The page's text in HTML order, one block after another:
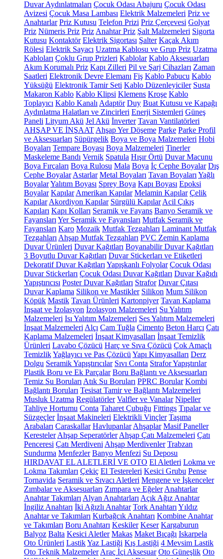
Duvar Aydınlatmaları Çocuk Odası Abajuru Çocuk Odası
Avizesi Çocuk Masa Lambası Elektrik Malzemeleri Priz ve
Anahtarlar Priz Kutusu Telefon Prizi Priz Çerçevesi Golyat
Priz Nümeris Priz Priz Anahtar Priz Şalt Malzemeleri Sigorta
Kutusu Kontaktör Elektrik Sigortası Şalter Kaçak Akım
Rölesi Elektrik Sayacı Uzatma Kablosu ve Grup Priz Uzatma
Kabloları Çoklu Grup Prizleri Kablolar Kablo Aksesuarları
Akım Korumalı Priz Kapı Zilleri Pil ve Şarj Cihazları Zaman
Saatleri Elektronik Devre Elemanı Fiş Kablo Pabucu Kablo
Yüksüğü Elektronik Tamir Seti Kablo Düzenleyiciler Susta
Makaron Kablo Kablo Klipsi Klemens Kroşe Kablo
Toplayıcı Kablo Kanalı Adaptör Duy Buat Kutusu ve Kapağı
Aydınlatma Halatları ve Zincirleri Enerji Sistemleri Güneş
Paneli Lityum Akü Jel Akü İnverter Tavan Vantilatörleri
AHŞAP VE İNŞAAT Ahşap Yer Döşeme Parke Parke Profil
ve Aksesuarları Süpürgelik Boya ve Boya Malzemeleri Hobi
Boyaları Tempare Boyası Boya Malzemeleri Tinerler
Maskeleme Bandı Vernik Spatula Hışır Örtü Duvar Macunu
Boya Fırçaları Boya Rulosu Mala Boya İç Cephe Boyalar Dış
Cephe Boyalar Astarlar Metal Boyaları Tavan Boyaları Yağlı
BoyalarYalıtım Boyası Sprey Boya Kapı Boyası Epoksi
Boyalar Kapılar Amerikan Kapılar Melamin Kapılar Çelik
Kapılar Akordiyon Kapılar Sürgülü Kapılar Acil Çıkış
Kapıları Kapı Kolları Seramik ve Fayans Banyo Seramik ve
Fayansları Yer Seramik ve Fayansları Mutfak Seramik ve
Fayansları Karo Mozaik Mutfak Tezgahları Laminant Mutfak
Tezgahları Ahşap Mutfak Tezgahları PVC Zemin Kaplama
Duvar Ürünleri Duvar Kağıtları Boyanabilir Duvar Kağıtları
3 Boyutlu Duvar Kağıtları Duvar Stickerları ve Etiketleri
Dekoratif Duvar Kağıtları Yapışkanlı Folyolar Çocuk Odası
Duvar Stickerları Çocuk Odası Duvar Kağıtları Duvar Kağıdı
Yapıştırıcısı Poster Duvar Kağıtları Strafor Duvar Çıtası
Duvar Kaplama Silikon ve Mastikler Silikon Mum Silikon
Köpük Mastik Tavan Ürünleri Kartonpiyer Tavan Kaplama
İnşaat ve İzolasyon İzolasyon Malzemeleri Su Yalıtım
Malzemeleri Isı Yalıtım Malzemeleri Ses Yalıtım Malzemeleri
İnşaat Malzemeleri Alçı Cam Tuğla Çimento Beton Harcı Çatı
Kaplama Malzemeleri İnşaat Kimyasalları İnşaat Temizlik
Ürünleri Lavabo Çözücü Harç ve Sıva Çözücü Çok Amaçlı
TemizlikYağlayıcı ve Pas Çözücü Yapı Kimyasalları Derz
Dolgu Seramik Yapıştırıcılar Sıvı Conta Strafor Yapıştırılar
Plastik Boru ve Ek Parçalar Boru Bağlantı ve Aksesuarları
Temiz Su Boruları Atık Su Boruları PPRC Borular Kombi
Bağlantı Boruları Tesisat Tamir ve Bağlantı Malzemeleri
Musluk Uzatma Regülatörler Valfler ve Vanalar Nipeller
Tahliye Hortumu Conta Taharet Çubuğu Fittings Tıpalar ve
Süzgeçler İnşaat Makineleri Elektrikli Vinçler Taşıma
Arabaları Caraskallar Havlupanlar Ahşaplar Masif Paneller
Keresteler Ahşap Seperatörler Ahşap Çatı Malzemeleri Çatı
Penceresi Çatı Merdiveni Ahşap Merdivenler Trabzan
Sundurma Menfezler Banyo Menfezi Su Deposu
HIRDAVAT EL ALETLERİ VE OTO El Aletleri Lokma ve
Lokma Takımları Çekiç El Testereleri Kesici Grubu Pense
Tornavida Seramik ve Sıvacı Aletleri Mengene ve İşkenceler
Zımbalar ve Aksesuarları Zımpara ve Eğeler Anahtarlar
Anahtar Takımları Alyan Anahtarları Açık Ağız Anahtar
İngiliz Anahtarı İki Ağızlı Anahtar Tork Anahtarı Yıldız
Anahtar ve Takımları Kurbağcık Anahtarı Kombine Anahtar
ve Takımları Boru Anahtarı Keskiler Keser Kargaburun
Balyoz Balta Kesici Aletler Makas Maket Bıçağı Iskarpela
Oto Ürünleri LastikYaz Lastiği Kış Lastiği 4 Mevsim Lastik
Oto Teknik Malzemeler Araç İçi Aksesuar Oto Güneşlik Oto